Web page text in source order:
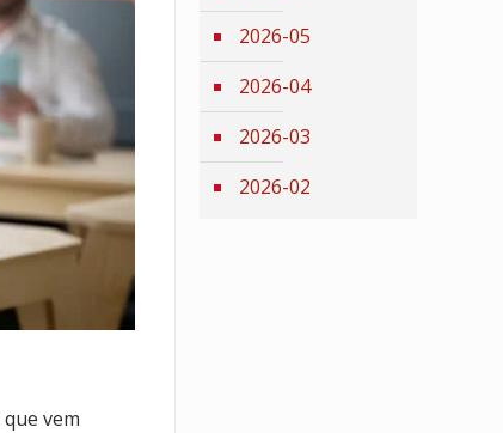
vem
2026-05
2026-04
2026-03
2026-02